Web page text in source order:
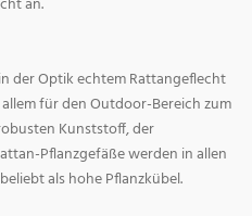
an.
der Optik echtem Rattangeflecht
für den Outdoor-Bereich zum
Kunststoff, der
Pflanzgefäße werden in allen
als hohe Pflanzkübel.